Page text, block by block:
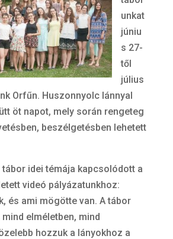
unkat
júniu
s 27-
től
július
Orfűn. Huszonnyolc lánnyal
öt napot, mely során rengeteg
beszélgetésben lehetett
tábor idei témája kapcsolódott a
videó pályázatunkhoz:
és ami mögötte van. A tábor
elméletben, mind
hozzuk a lányokhoz a